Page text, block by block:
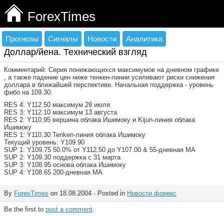
ForexTimes
Прогнозы Сигналы Новости Аналитика
Доллар/йена. Технический взгляд
Комментарий: Серия понижающихся максимумов на дневном графике
, а также падение цен ниже тенкен-линии усиливают риски снижения
доллара в ближайшей перспективе. Начальная поддержка - уровень
фибо на 109.30.
RES 4: Y112.50 максимум 29 июля
RES 3: Y112.10 максимум 13 августа
RES 2: Y110.95 вершина облака Ишимоку и Kijun-линия облака
Ишимоку
RES 1: Y110.30 Tenken-линия облака Ишимоку
Текущий уровень: Y109.90
SUP 1: Y109.75 50.0% от Y112.50 до Y107.00 & 55-дневная МА
SUP 2: Y109.30 поддержка с 31 марта
SUP 3: Y108.95 основа облака Ишимоку
SUP 4: Y108.65 200-дневная МА
By ForexTimes on 18.08.2004 · Posted in Новости форекс
Be the first to post a comment.